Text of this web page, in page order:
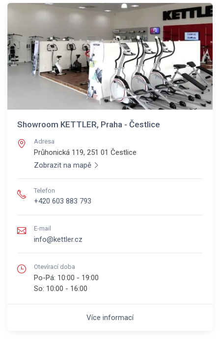
Showroom KETTLER, Praha - Čestlice
Adresa
Průhonická 119, 251 01 Čestlice
Zobrazit na mapě
Telefon
+420 603 883 793
E-mail
info@kettler.cz
Otevírací doba
Po-Pá: 10:00 - 19:00
So: 10:00 - 16:00
Více informací